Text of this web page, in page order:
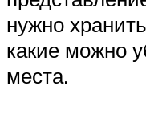
нужно
какие можно
места.